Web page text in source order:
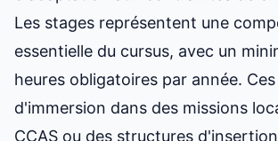
Les stages représentent une
essentielle du cursus, avec un
heures obligatoires par année.
d'immersion dans des missions
CCAS ou des structures